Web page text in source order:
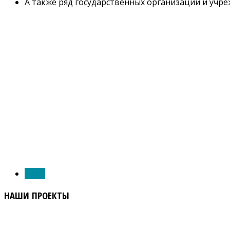
НАШИ ПРОЕКТЫ